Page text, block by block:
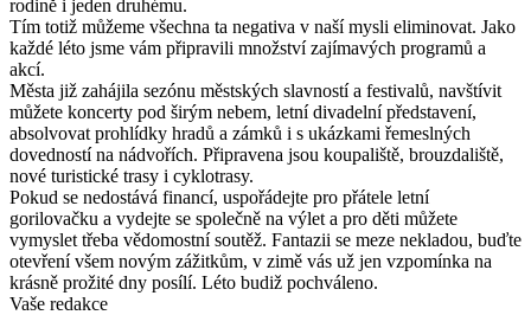
rodině i jeden druhému.
Tím totiž můžeme všechna ta negativa v naší mysli eliminovat. Jako
každé léto jsme vám připravili množství zajímavých programů a
akcí.
Města již zahájila sezónu městských slavností a festivalů, navštívit
můžete koncerty pod širým nebem, letní divadelní představení,
absolvovat prohlídky hradů a zámků i s ukázkami řemeslných
dovedností na nádvořích. Připravena jsou koupaliště, brouzdaliště,
nové turistické trasy i cyklotrasy.
Pokud se nedostává financí, uspořádejte pro přátele letní
gorilovačku a vydejte se společně na výlet a pro děti můžete
vymyslet třeba vědomostní soutěž. Fantazii se meze nekladou, buďte
otevření všem novým zážitkům, v zimě vás už jen vzpomínka na
krásně prožité dny posílí. Léto budiž pochváleno.
Vaše redakce